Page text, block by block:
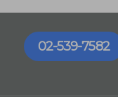
02-539-7582